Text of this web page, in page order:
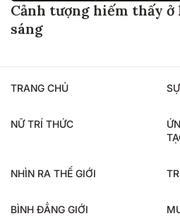
Cảnh tượng hiếm thấy ở
sáng
TRANG CHỦ
NỮ TRÍ THỨC
NHÌN RA THẾ GIỚI
BÌNH ĐẲNG GIỚI